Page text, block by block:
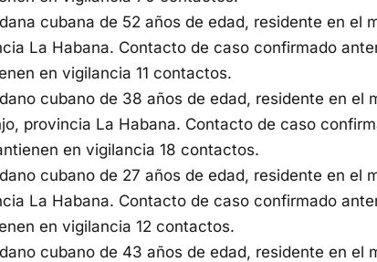
cubana de 52 años de edad, residente en el
La Habana. Contacto de caso confirmado
en vigilancia 11 contactos.
cubano de 38 años de edad, residente en el
provincia La Habana. Contacto de caso
en vigilancia 18 contactos.
cubano de 27 años de edad, residente en el
La Habana. Contacto de caso confirmado
en vigilancia 12 contactos.
cubano de 43 años de edad, residente en el